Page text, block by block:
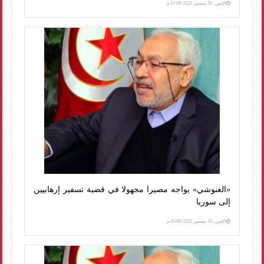
الإثنين، 26 سبتمبر 2022 01:00 م
«الغنوشي» يواجه مصيرا مجهولا في قضية تسفير إرهابيين
إلى سوريا
الإثنين، 19 سبتمبر 2022 05:00 م